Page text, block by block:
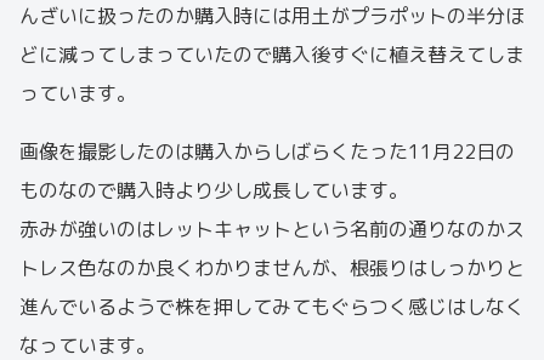
んざいに扱ったのか購入時には用土がプラポットの半分ほ
どに減ってしまっていたので購入後すぐに植え替えてしま
っています。
画像を撮影したのは購入からしばらくたった11月22日の
ものなので購入時より少し成長しています。
赤みが強いのはレットキャットという名前の通りなのかス
トレス色なのか良くわかりませんが、根張りはしっかりと
進んでいるようで株を押してみてもぐらつく感じはしなく
なっています。